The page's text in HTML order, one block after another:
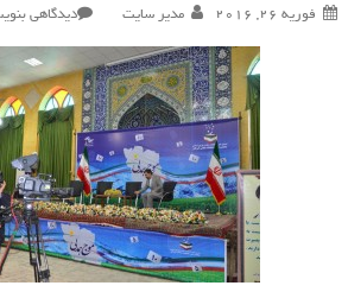
فوریه 26, 2016 مدیر سایت دیدگاهی